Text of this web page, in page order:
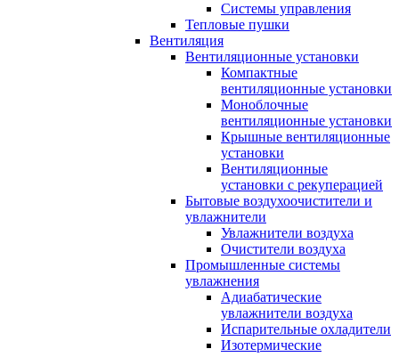
Системы управления
Тепловые пушки
Вентиляция
Вентиляционные установки
Компактные
вентиляционные установки
Моноблочные
вентиляционные установки
Крышные вентиляционные
установки
Вентиляционные
установки с рекуперацией
Бытовые воздухоочистители и
увлажнители
Увлажнители воздуха
Очистители воздуха
Промышленные системы
увлажнения
Адиабатические
увлажнители воздуха
Испарительные охладители
Изотермические